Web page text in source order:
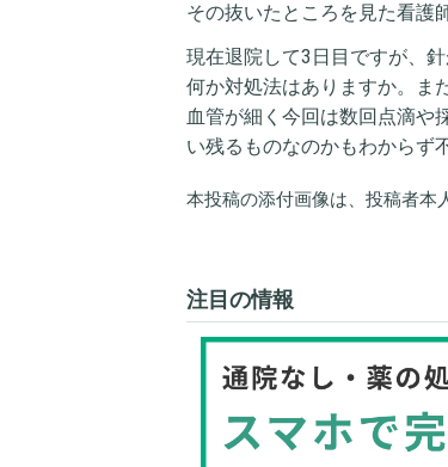
その抜いたところを見た看護
現在退院して3日目ですが、
何か対処法はありますか。ま
血管が細く今回は数回点滴や
い残るものなのかもわからず
本投稿の添付画像は、投稿者本
注目の情報